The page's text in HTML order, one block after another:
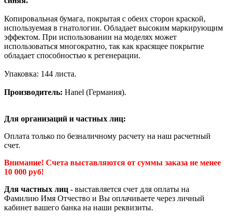
Копировальная бумага, покрытая с обеих сторон краской,
используемая в гнатологии. Обладает высоким маркирующим
эффектом. При использовании на моделях может
использоваться многократно, так как красящее покрытие
обладает способностью к регенерации.
Упаковка: 144 листа.
Производитель: Hanel (Германия).
Для организаций и частных лиц:
Оплата только по безналичному расчету на наш расчетный
счет.
Внимание! Счета выставляются от суммы заказа не менее
10 000 руб!
Для частных лиц - выставляется счет для оплаты на
Фамилию Имя Отчество и Вы оплачиваете через личный
кабинет вашего банка на наши реквизиты.